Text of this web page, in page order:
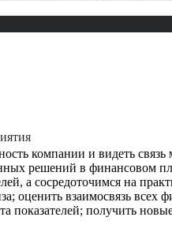
компании и видеть
решений в финансовом
а сосредоточимся на
оценить взаимосвязь
показателей; получить